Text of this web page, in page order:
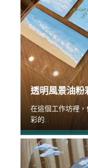
透明風景油粉
在這個工作坊裡
彩的...